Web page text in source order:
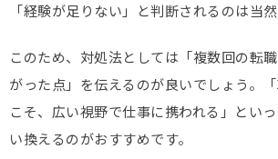
「経験が足りない」と判断されるのは当然
このため、対処法としては「複数回の転
がった点」を伝えるのが良いでしょう。
こそ、広い視野で仕事に携われる」とい
い換えるのがおすすめです。